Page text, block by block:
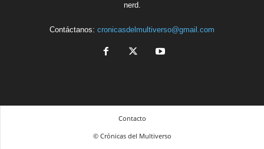
nerd.
Contáctanos: cronicasdelmultiverso@gmail.com
Contacto
© Crónicas del Multiverso